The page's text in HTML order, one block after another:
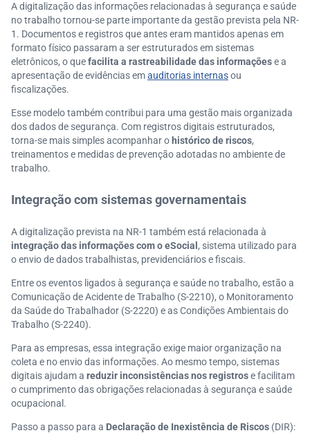
A digitalização das informações relacionadas à segurança e saúde
no trabalho tornou-se parte importante da gestão prevista pela NR-
1. Documentos e registros que antes eram mantidos apenas em
formato físico passaram a ser estruturados em sistemas
eletrônicos, o quefacilita a rastreabilidade das informaçõese a
apresentação de evidências emauditorias internasou
fiscalizações.
Esse modelo também contribui para uma gestão mais organizada
dos dados de segurança. Com registros digitais estruturados,
torna-se mais simples acompanhar o histórico de riscos,
treinamentos e medidas de prevenção adotadas no ambiente de
trabalho.
Integração com sistemas governamentais
A digitalização prevista na NR-1 também está relacionada à
integração das informações com o eSocial , sistema utilizado para
o envio de dados trabalhistas, previdenciários e fiscais.
Entre os eventos ligados à segurança e saúde no trabalho, estão a
Comunicação de Acidente de Trabalho (S-2210), o Monitoramento
da Saúde do Trabalhador (S-2220) e as Condições Ambientais do
Trabalho (S-2240).
Para as empresas, essa integração exige maior organização na
coleta e no envio das informações. Ao mesmo tempo, sistemas
digitais ajudam a reduzir inconsistências nos registrose facilitam
o cumprimento das obrigações relacionadas à segurança e saúde
ocupacional.
Passo a passo para a Declaração de Inexistência de Riscos (DIR):